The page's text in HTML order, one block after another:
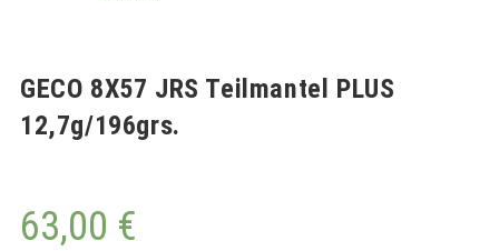
GECO 8X57 JRS Teilmantel PLUS
12,7g/196grs.
63,00 €